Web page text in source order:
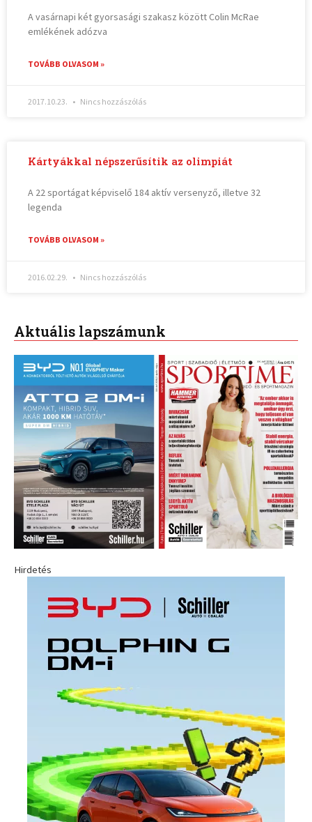
A vasárnapi két gyorsasági szakasz között Colin McRae
emlékének adózva
TOVÁBB OLVASOM »
2017.10.23. Nincs hozzászólás
Kártyákkal népszerűsítik az olimpiát
A 22 sportágat képviselő 184 aktív versenyző, illetve 32
legenda
TOVÁBB OLVASOM »
2016.02.29. Nincs hozzászólás
Aktuális lapszámunk
Hirdetés